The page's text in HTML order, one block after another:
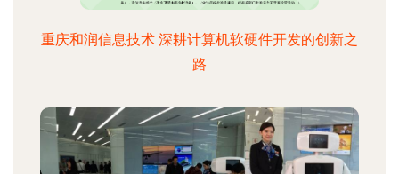
重庆和润信息技术 深耕计算机软硬件开发的创新之
路